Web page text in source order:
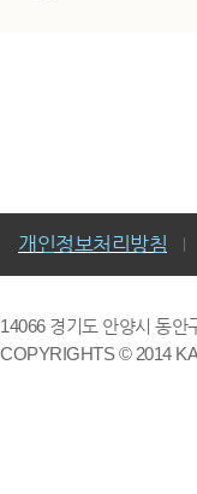
개인정보처리방침
14066 경기도 안양시 동
COPYRIGHTS © 2014